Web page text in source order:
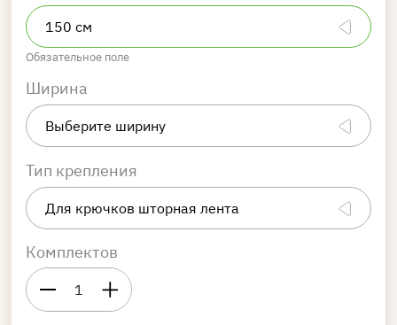
Обязательное поле
Ширина
Тип крепления
Комплектов
1